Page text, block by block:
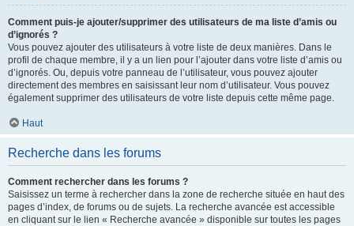
Comment puis-je ajouter/supprimer des utilisateurs de ma liste d’amis ou
d’ignorés ?
Vous pouvez ajouter des utilisateurs à votre liste de deux manières. Dans le
profil de chaque membre, il y a un lien pour l’ajouter dans votre liste d’amis ou
d’ignorés. Ou, depuis votre panneau de l’utilisateur, vous pouvez ajouter
directement des membres en saisissant leur nom d’utilisateur. Vous pouvez
également supprimer des utilisateurs de votre liste depuis cette même page.
Haut
Recherche dans les forums
Comment rechercher dans les forums ?
Saisissez un terme à rechercher dans la zone de recherche située en haut des
pages d’index, de forums ou de sujets. La recherche avancée est accessible
en cliquant sur le lien « Recherche avancée » disponible sur toutes les pages